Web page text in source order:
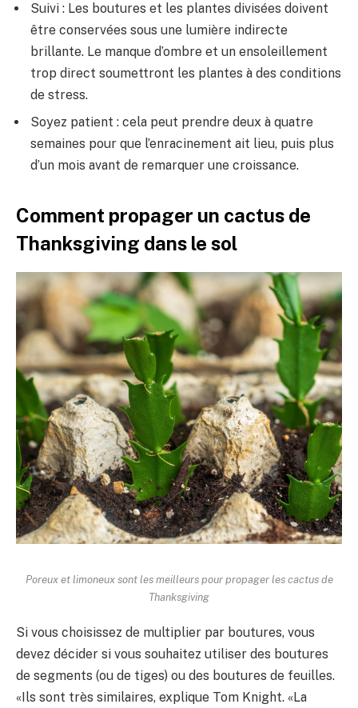
Suivi : Les boutures et les plantes divisées doivent
être conservées sous une lumière indirecte
brillante. Le manque d’ombre et un ensoleillement
trop direct soumettront les plantes à des conditions
de stress.
Soyez patient : cela peut prendre deux à quatre
semaines pour que l’enracinement ait lieu, puis plus
d’un mois avant de remarquer une croissance.
Comment propager un cactus de
Thanksgiving dans le sol
Poreux et limoneux sont les meilleurs pour propager les cactus de
Thanksgiving
Si vous choisissez de multiplier par boutures, vous
devez décider si vous souhaitez utiliser des boutures
de segments (ou de tiges) ou des boutures de feuilles.
«Ils sont très similaires, explique Tom Knight. «La